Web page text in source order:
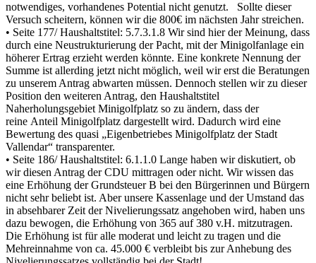
notwendiges, vorhandenes Potential nicht genutzt. Sollte dieser
Versuch scheitern, können wir die 800€ im nächsten Jahr streichen.
• Seite 177/ Haushaltstitel: 5.7.3.1.8 Wir sind hier der Meinung, dass
durch eine Neustrukturierung der Pacht, mit der Minigolfanlage ein
höherer Ertrag erzieht werden könnte. Eine konkrete Nennung der
Summe ist allerding jetzt nicht möglich, weil wir erst die Beratungen
zu unserem Antrag abwarten müssen. Dennoch stellen wir zu dieser
Position den weiteren Antrag, den Haushaltstitel
Naherholungsgebiet Minigolfplatz so zu ändern, dass der
reine Anteil Minigolfplatz dargestellt wird. Dadurch wird eine
Bewertung des quasi „Eigenbetriebes Minigolfplatz der Stadt
Vallendar“ transparenter.
• Seite 186/ Haushaltstitel: 6.1.1.0 Lange haben wir diskutiert, ob
wir diesen Antrag der CDU mittragen oder nicht. Wir wissen das
eine Erhöhung der Grundsteuer B bei den Bürgerinnen und Bürgern
nicht sehr beliebt ist. Aber unsere Kassenlage und der Umstand das
in absehbarer Zeit der Nivelierungssatz angehoben wird, haben uns
dazu bewogen, die Erhöhung von 365 auf 380 v.H. mitzutragen.
Die Erhöhung ist für alle moderat und leicht zu tragen und die
Mehreinnahme von ca. 45.000 € verbleibt bis zur Anhebung des